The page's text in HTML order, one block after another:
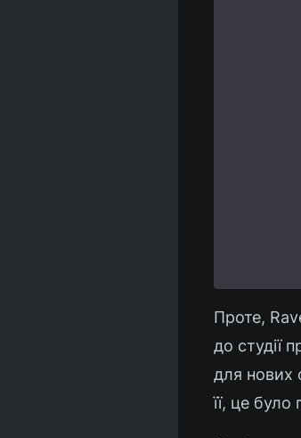
Проте,
до студії
для нових
її, це було